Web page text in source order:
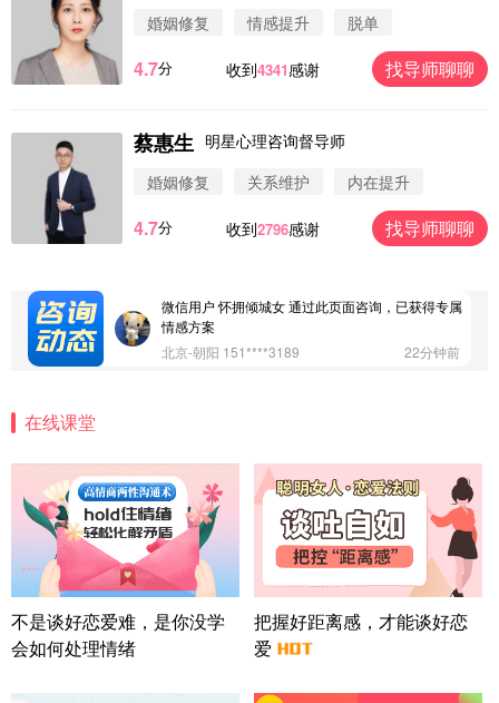
婚姻修复
情感提升 脱单
4.7分 收到4341感谢 找导师聊聊
蔡惠生 明星心理咨询督导师
婚姻修复
关系维护 内在提升
4.7分 收到2796感谢 找导师聊聊
微信用户 Vnno 通过此页面咨询，已获得专属情感方
广东-深圳 139****2256
15分钟前
方案
江苏-南京 158****7931
微信用户 安康 通过此页面咨询，已获得专属情感方
四川-成都 136****6402
5分钟前
北京-朝阳 151****3189
22分钟前
微信用户 巧?媚儿 通过此页面咨询，已获得专属情感
方案
广东-广州 188****5632
12分钟前
微信用户 司马锘 通过此页面咨询，已获得专属情感
方案
湖北-武汉 135****7410
41分钟前
微信用户 困困魚? 通过此页面咨询，已获得专属情感
方案
陕西-西安 139****6283
3分钟前
微信用户 喜欢下雨天^ 通过此页面咨询，已获得专属
在线课堂
不是谈好恋爱难，是你没学
会如何处理情绪
把握好距离感，才能谈好恋
爱